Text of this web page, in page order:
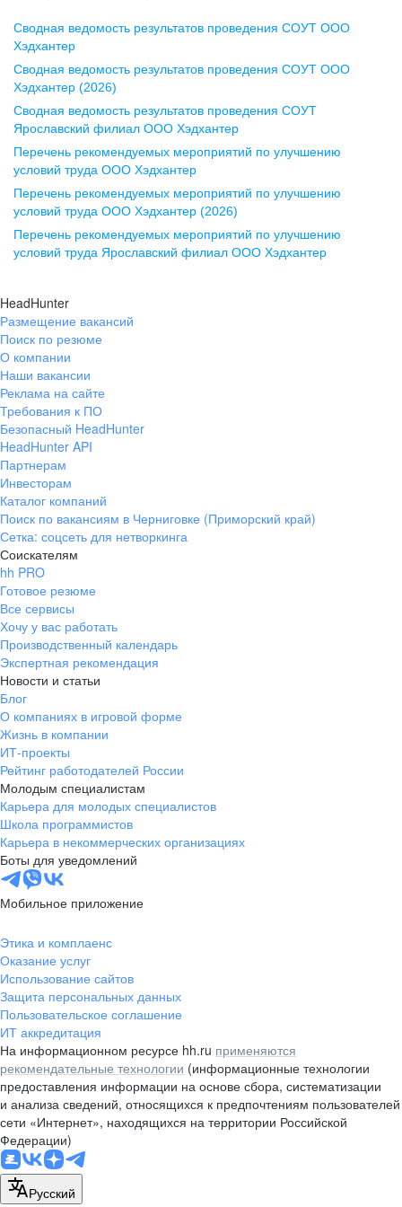
Воронеж
ул. Комиссаржевской, д. 10,
офис 1212
+7 473 280-05-05
pr@vrn.hh.ru
ул. Спартаковская, д. 2А, этаж 3,
помещение 15
+7 843 212-12-50
Екатеринбург
ул. Боевых Дружин, стр. 20,
+7 343 226-79-99
pr@ural.hh.ru
ул. Янковского, д. 169, 7 этаж,
706 каб.
+7 861 205-55-57
pr@krd.hh.ru
Владивосток
пер. Ланинский д. 4, офис 3.4
+7 423 202-33-28
pr@dv.hh.ru
Новосибирск
ул. Большевистская, д. 35,
помещение 21
+7 383 207-94-64
pr@nsk.hh.ru
Минск
пр-т Дзержинского, д. 57,
10 этаж, помещение 45-1
pr@rabota.by
Алматы
пр. Абая, д. 151, БЦ Алатау,
12 этаж, офис 1209
+7 727 232-13-13
pr@headhunter.com.kz
Сводная ведомость результатов проведения СОУТ ООО
Хэдхантер
Сводная ведомость результатов проведения СОУТ ООО
Хэдхантер (2026)
Сводная ведомость результатов проведения СОУТ
Ярославский филиал ООО Хэдхантер
Перечень рекомендуемых мероприятий по улучшению
условий труда ООО Хэдхантер
Перечень рекомендуемых мероприятий по улучшению
условий труда ООО Хэдхантер (2026)
Перечень рекомендуемых мероприятий по улучшению
условий труда Ярославский филиал ООО Хэдхантер
HeadHunter
Размещение вакансий
Поиск по резюме
О компании
Наши вакансии
Реклама на сайте
Требования к ПО
Безопасный HeadHunter
HeadHunter API
Партнерам
Инвесторам
Каталог компаний
Поиск по вакансиям в Черниговке (Приморский край)
Сетка: соцсеть для нетворкинга
Соискателям
hh PRO
Готовое резюме
Все сервисы
Хочу у вас работать
Производственный календарь
Экспертная рекомендация
Новости и статьи
Блог
О компаниях в игровой форме
Жизнь в компании
ИТ-проекты
Рейтинг работодателей России
Молодым специалистам
Карьера для молодых специалистов
Школа программистов
Карьера в некоммерческих организациях
Боты для уведомлений
Мобильное приложение
Этика и комплаенс
Оказание услуг
Использование сайтов
Защита персональных данных
Пользовательское соглашение
ИТ аккредитация
На информационном ресурсе hh.ru применяются
рекомендательные технологии (информационные технологии
предоставления информации на основе сбора, систематизации
и анализа сведений, относящихся к предпочтениям пользователей
сети «Интернет», находящихся на территории Российской
Федерации)
Русский